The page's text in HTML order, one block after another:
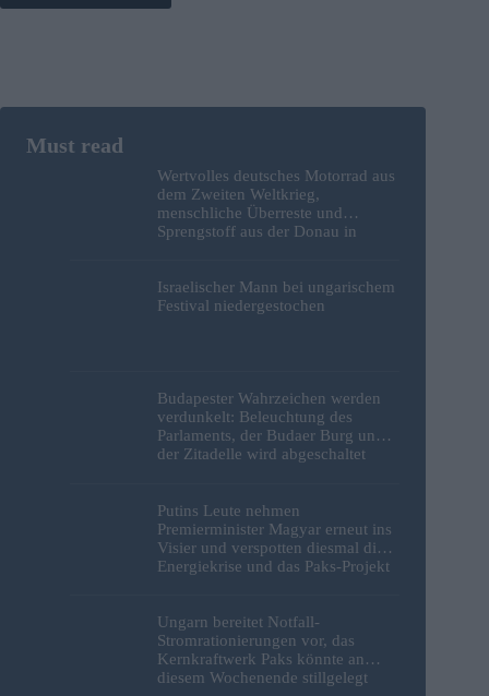
Wertvolles deutsches Motorrad aus
dem Zweiten Weltkrieg,
menschliche Überreste und
Sprengstoff aus der Donau in
Israelischer Mann bei ungarischem
Festival niedergestochen
Budapester Wahrzeichen werden
verdunkelt: Beleuchtung des
Parlaments, der Budaer Burg und
der Zitadelle wird abgeschaltet
Putins Leute nehmen
Premierminister Magyar erneut ins
Visier und verspotten diesmal die
Energiekrise und das Paks-Projekt
Ungarn bereitet Notfall-
Stromrationierungen vor, das
Kernkraftwerk Paks könnte an
diesem Wochenende stillgelegt